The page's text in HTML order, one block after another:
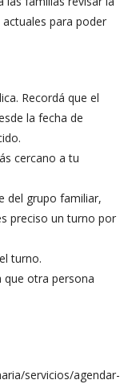
para poder
Recordá que el
la fecha de
cercano a tu
del grupo familiar,
preciso un turno por
turno.
otra persona
servicios/agendar-